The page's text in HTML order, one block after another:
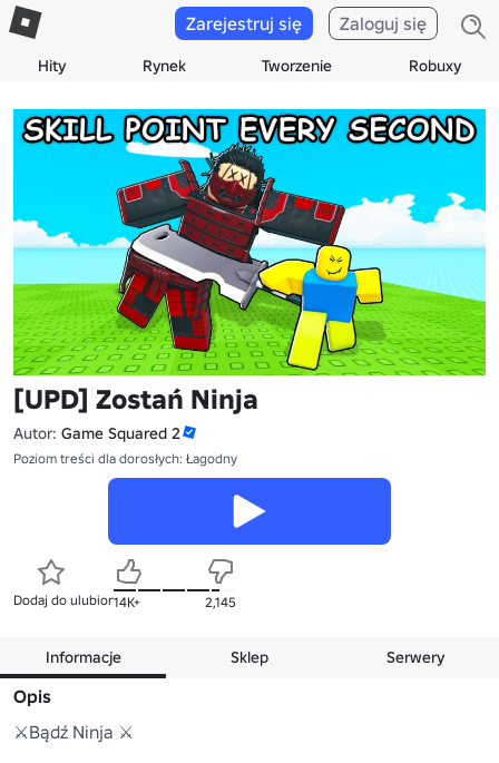
Hity Rynek Tworzenie Robuxy
Zarejestruj się Zaloguj się
[UPD] Zostań Ninja
Autor: Game Squared 2
Poziom treści dla dorosłych: Łagodny
Dodaj do ulubionych
14K+ 2,145
Informacje Sklep Serwery
Opis
⚔️Bądź Ninja ⚔️